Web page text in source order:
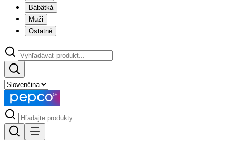
Bábätká
Muži
Ostatné